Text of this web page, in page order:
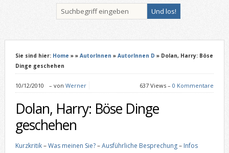
Sie sind hier: Home » » AutorInnen » AutorInnen D » Dolan, Harry: Böse
Dinge geschehen
10/12/2010 – von Werner 637 Views –0 Kommentare
Dolan, Harry: Böse Dinge
geschehen
Kurzkritik–Was meinen Sie?–Ausführliche Besprechung– Infos